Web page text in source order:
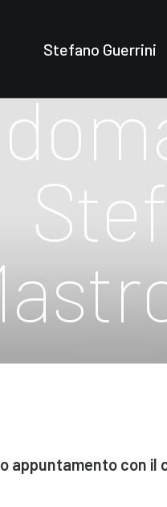
Stefano Guerrini
appuntamento con il